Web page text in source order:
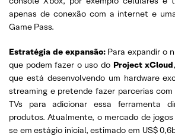
apenas de conexão com a internet e
Game Pass.
Estratégia de expansão:Para expandir o
que podem fazer o uso do Project xCloud
que está desenvolvendo um hardware
streaming e pretende fazer parcerias
TVs para adicionar essa ferramenta
produtos. Atualmente, o mercado de
se em estágio inicial, estimado em US$